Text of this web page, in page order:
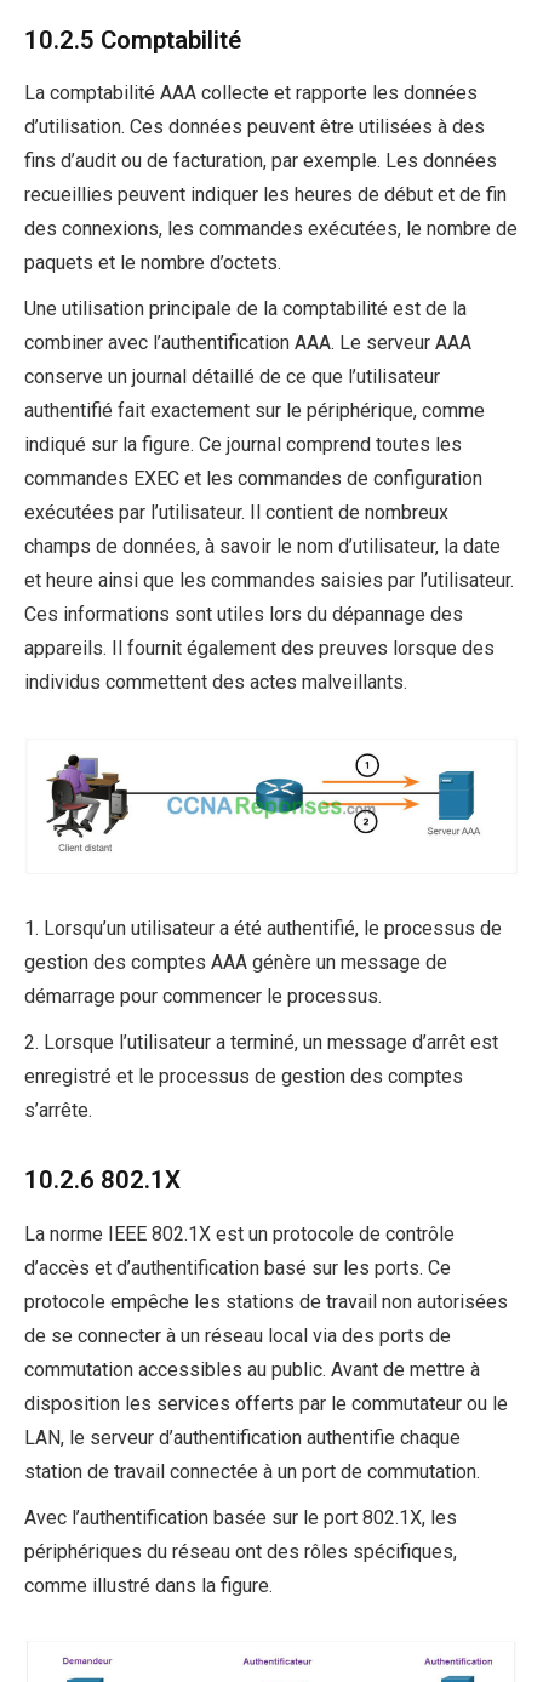
10.2.5 Comptabilité
La comptabilité AAA collecte et rapporte les données
d’utilisation. Ces données peuvent être utilisées à des
fins d’audit ou de facturation, par exemple. Les données
recueillies peuvent indiquer les heures de début et de fin
des connexions, les commandes exécutées, le nombre de
paquets et le nombre d’octets.
Une utilisation principale de la comptabilité est de la
combiner avec l’authentification AAA. Le serveur AAA
conserve un journal détaillé de ce que l’utilisateur
authentifié fait exactement sur le périphérique, comme
indiqué sur la figure. Ce journal comprend toutes les
commandes EXEC et les commandes de configuration
exécutées par l’utilisateur. Il contient de nombreux
champs de données, à savoir le nom d’utilisateur, la date
et heure ainsi que les commandes saisies par l’utilisateur.
Ces informations sont utiles lors du dépannage des
appareils. Il fournit également des preuves lorsque des
individus commettent des actes malveillants.
1. Lorsqu’un utilisateur a été authentifié, le processus de
gestion des comptes AAA génère un message de
démarrage pour commencer le processus.
2. Lorsque l’utilisateur a terminé, un message d’arrêt est
enregistré et le processus de gestion des comptes
s’arrête.
10.2.6 802.1X
La norme IEEE 802.1X est un protocole de contrôle
d’accès et d’authentification basé sur les ports. Ce
protocole empêche les stations de travail non autorisées
de se connecter à un réseau local via des ports de
commutation accessibles au public. Avant de mettre à
disposition les services offerts par le commutateur ou le
LAN, le serveur d’authentification authentifie chaque
station de travail connectée à un port de commutation.
Avec l’authentification basée sur le port 802.1X, les
périphériques du réseau ont des rôles spécifiques,
comme illustré dans la figure.